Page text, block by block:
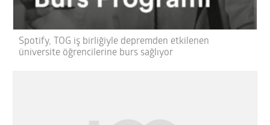
Spotify, TOG iş birliğiyle depremden etkilenen
üniversite öğrencilerine burs sağlıyor